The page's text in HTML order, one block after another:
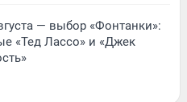
— выбор «Фонтанки»:
«Тед Лассо» и «Джек